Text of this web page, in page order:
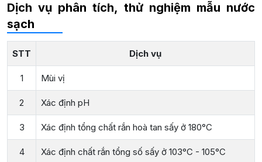
Dịch vụ phân tích, thử nghiệm mẫu nước
sạch
STT Dịch vụ
1 Mùi vị
2 Xác định pH
3 Xác định tổng chất rắn hoà tan sấy ở 180°C
4 Xác định chất rắn tổng số sấy ở 103°C - 105°C